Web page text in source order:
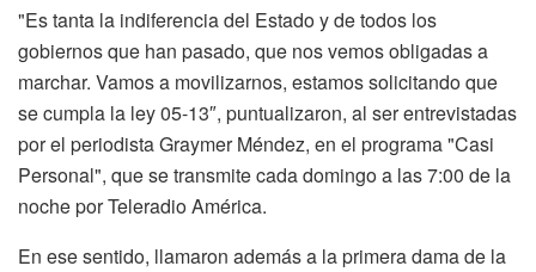
"Es tanta la indiferencia del Estado y de todos los
gobiernos que han pasado, que nos vemos obligadas a
marchar. Vamos a movilizarnos, estamos solicitando que
se cumpla la ley 05-13″, puntualizaron, al ser entrevistadas
por el periodista Graymer Méndez, en el programa "Casi
Personal", que se transmite cada domingo a las 7:00 de la
noche por Teleradio América.
En ese sentido, llamaron además a la primera dama de la